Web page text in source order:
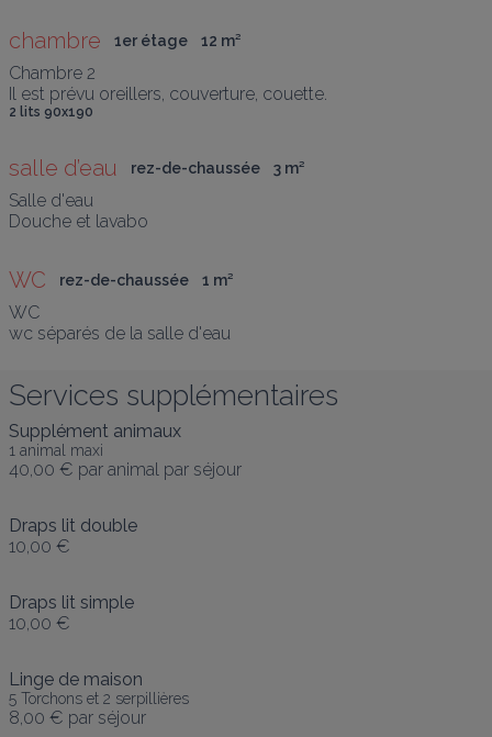
chambre 1er étage 12 m²
Chambre 2
Il est prévu oreillers, couverture, couette.
2 lits 90x190
salle d’eau rez-de-chaussée 3 m²
Salle d'eau
Douche et lavabo
WC rez-de-chaussée 1 m²
WC
wc séparés de la salle d'eau
Services supplémentaires
Supplément animaux
1 animal maxi
40,00 € par animal par séjour
Draps lit double
10,00 €
Draps lit simple
10,00 €
Linge de maison
5 Torchons et 2 serpillières
8,00 € par séjour